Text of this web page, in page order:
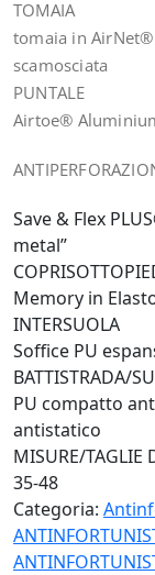
TOMAIA
tomaia in
scamosciata
PUNTALE
Airtoe®
Save & Flex
metal”
Memory in
INTERSUOLA
Soffice PU
BATTISTRADA/
PU compatto
antistatico
MISURE/TAGLIE
35-48
Categoria: